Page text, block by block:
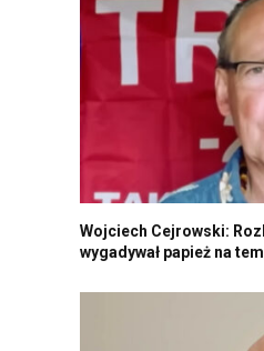
Wojciech Cejrowski:
wygadywał papież na